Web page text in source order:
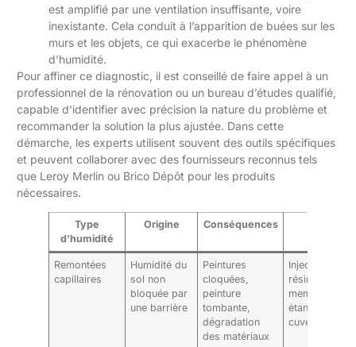
est amplifié par une ventilation insuffisante, voire
inexistante. Cela conduit à l’apparition de buées sur les
murs et les objets, ce qui exacerbe le phénomène
d’humidité.
Pour affiner ce diagnostic, il est conseillé de faire appel à un
professionnel de la rénovation ou un bureau d’études qualifié,
capable d’identifier avec précision la nature du problème et
recommander la solution la plus ajustée. Dans cette
démarche, les experts utilisent souvent des outils spécifiques
et peuvent collaborer avec des fournisseurs reconnus tels
que Leroy Merlin ou Brico Dépôt pour les produits
nécessaires.
Type
d’humidité
Origine Conséquences
Remontées
capillaires
Humidité du
sol non
bloquée par
une barrière
Peintures
cloquées,
peinture
tombante,
dégradation
des matériaux
Injection de
résine, pose
membranes
étanches,
cuvelage